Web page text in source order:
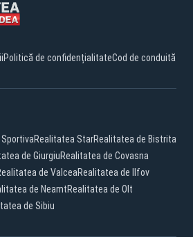
Politică de confidențialitateCod de conduită
Realitatea StarRealitatea de Bistrita
de GiurgiuRealitatea de Covasna
de ValceaRealitatea de Ilfov
de NeamtRealitatea de Olt
de Sibiu